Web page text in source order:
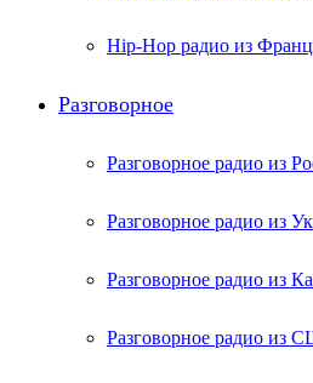
Hip-Hop радио из
Разговорное
Разговорное радио из
Разговорное радио из
Разговорное радио из
Разговорное радио из